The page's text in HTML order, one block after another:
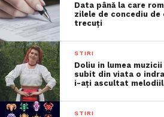
Data până la care
zilele de concediu de
trecuţi
STIRI
Doliu in lumea
subit din viata o
i-ați ascultat
STIRI